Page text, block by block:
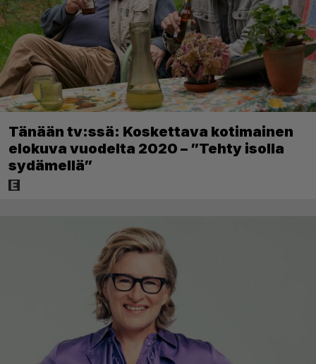
Tänään tv:ssä: Koskettava kotimainen
elokuva vuodelta 2020 – ”Tehty isolla
sydämellä”